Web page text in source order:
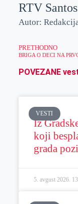
RTV Santos
Autor:
PRETHODNO
POVEZANE
VESTI
Iz
koji
grada
5. avgust 2026.